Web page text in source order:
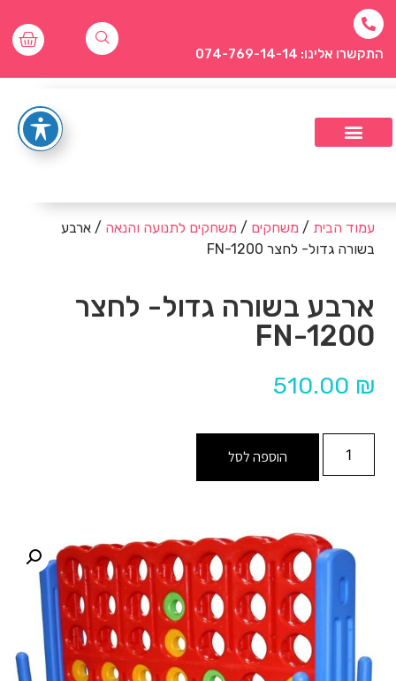
התקשרו אלינו: 074-769-14-14
עמוד הבית / משחקים / משחקים לתנועה והנאה / ארבע
בשורה גדול- לחצר FN-1200
ארבע בשורה גדול- לחצר
FN-1200
510.00 ₪
הוספה לסל